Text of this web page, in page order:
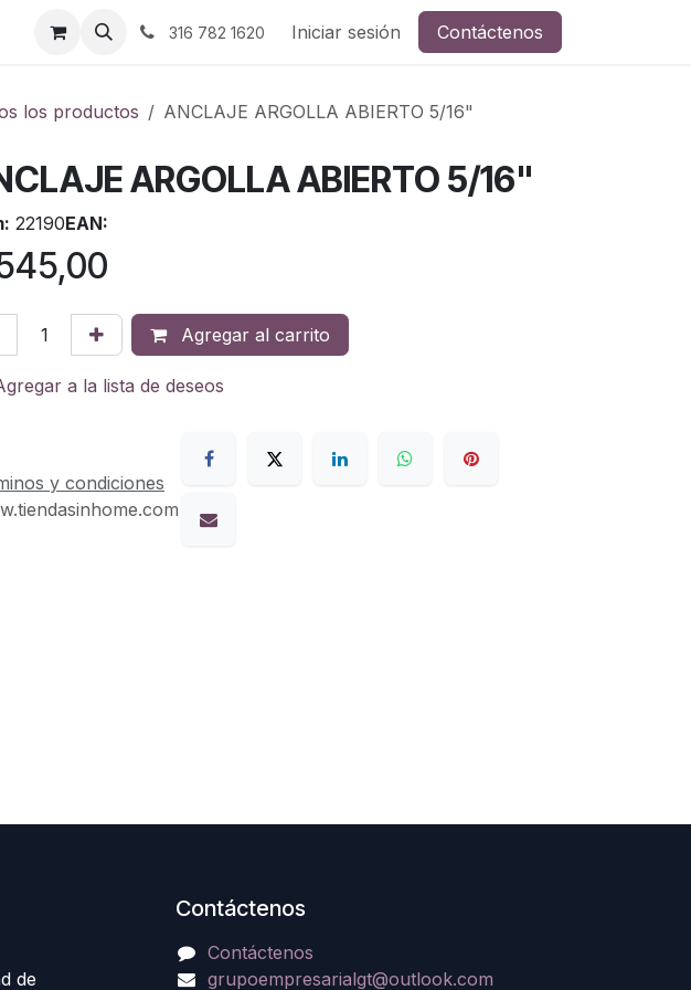
316 782 1620 Iniciar sesión Contáctenos
los productos ANCLAJE ARGOLLA ABIERTO 5/16"
ARGOLLA ABIERTO 5/16"
22190EAN:
Agregar al carrito
a la lista de deseos
y condiciones
de
Contáctenos
Contáctenos
grupoempresarialgt@outlook.com